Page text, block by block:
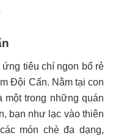
tiêu chí ngon bổ rẻ
Đội Cấn. Nằm tại con
một trong những quán
bạn như lạc vào thiên
món chè đa dạng,